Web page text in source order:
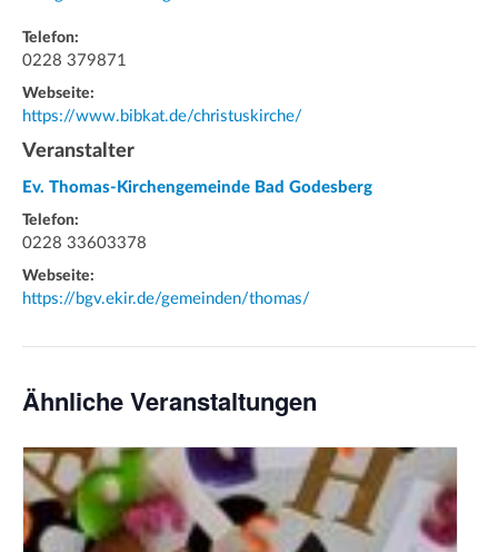
Telefon:
0228 379871
Webseite:
https://www.bibkat.de/christuskirche/
Veranstalter
Ev. Thomas-Kirchengemeinde Bad Godesberg
Telefon:
0228 33603378
Webseite:
https://bgv.ekir.de/gemeinden/thomas/
Ähnliche Veranstaltungen